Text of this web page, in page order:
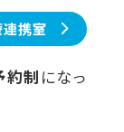
携室
約制 になっ